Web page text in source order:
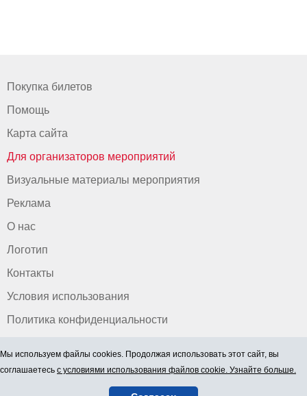
Покупка билетов
Помощь
Карта сайта
Для организаторов мероприятий
Визуальные материалы мероприятия
Реклама
О нас
Логотип
Контакты
Условия использования
Политика конфиденциальности
Мы используем файлы cookies. Продолжая использовать этот сайт, вы
соглашаетесь с условиями использования файлов cookie. Узнайте больше.